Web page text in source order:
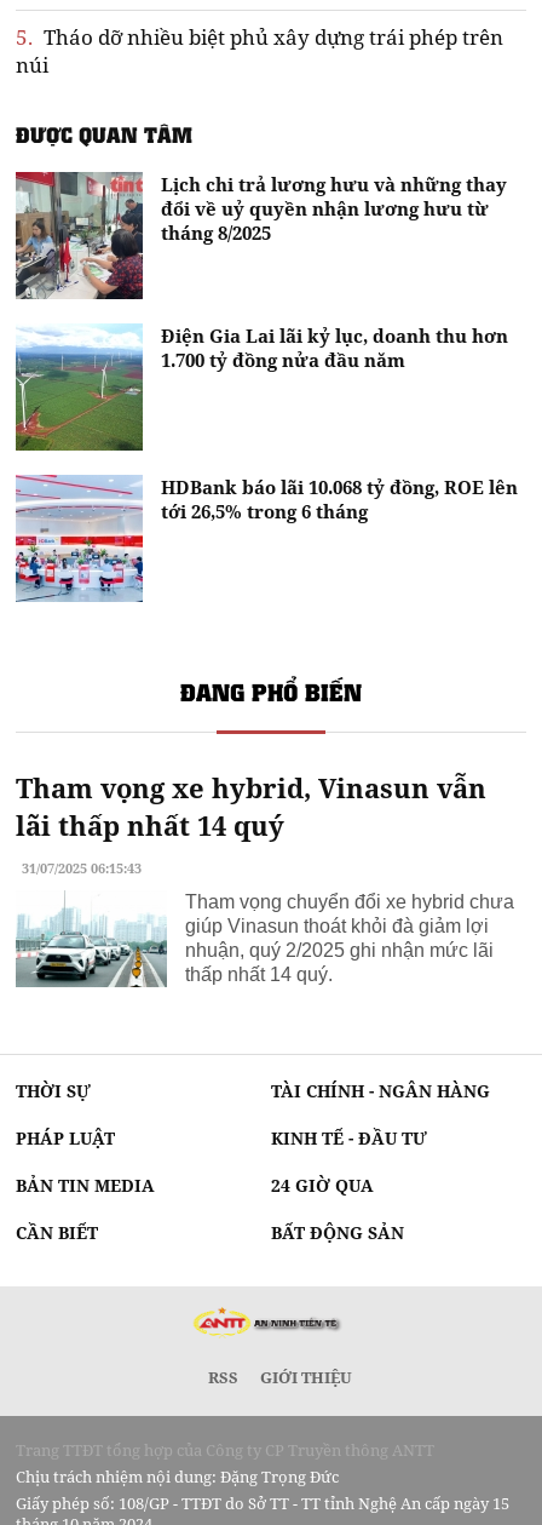
5. Tháo dỡ nhiều biệt phủ xây dựng trái phép trên
núi
ĐƯỢC QUAN TÂM
Lịch chi trả lương hưu và những thay
đổi về uỷ quyền nhận lương hưu từ
tháng 8/2025
Điện Gia Lai lãi kỷ lục, doanh thu hơn
1.700 tỷ đồng nửa đầu năm
HDBank báo lãi 10.068 tỷ đồng, ROE lên
tới 26,5% trong 6 tháng
ĐANG PHỔ BIẾN
Tham vọng xe hybrid, Vinasun vẫn
lãi thấp nhất 14 quý
31/07/2025 06:15:43
Tham vọng chuyển đổi xe hybrid chưa
giúp Vinasun thoát khỏi đà giảm lợi
nhuận, quý 2/2025 ghi nhận mức lãi
thấp nhất 14 quý.
THỜI SỰ TÀI CHÍNH - NGÂN HÀNG
PHÁP LUẬT KINH TẾ - ĐẦU TƯ
BẢN TIN MEDIA 24 GIỜ QUA
CẦN BIẾT BẤT ĐỘNG SẢN
RSS GIỚI THIỆU
Trang TTĐT tổng hợp của Công ty CP Truyền thông ANTT
Chịu trách nhiệm nội dung: Đặng Trọng Đức
Giấy phép số: 108/GP - TTĐT do Sở TT - TT tỉnh Nghệ An cấp ngày 15